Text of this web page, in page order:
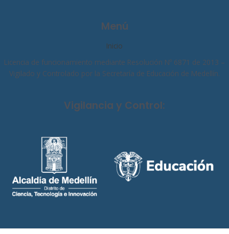
Menú
Inicio
Licencia de funcionamiento mediante Resolución Nº 6871 de 2013 –
Vigilado y Controlado por la Secretaría de Educación de Medellín.
Vigilancia y Control: